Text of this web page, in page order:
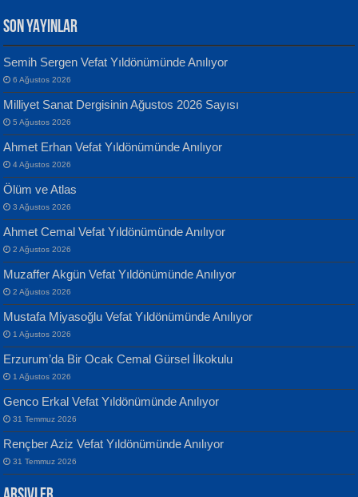
MUSTAFA KELOĞLU
Yarına İz Bırakmak...
ATİLLA ÖZEN
Sultan Olmadan Önce Eyüp...
EKREM KARABABA
Yılmaz Ekinci
Geceye Söylenen...
Banu Sancak
Defterimden İçeri...
İsmail Aydos
İnkisar...
SON YAYINLAR
Semih Sergen Vefat Yıldönümünde Anılıyor
6 Ağustos 2026
Milliyet Sanat Dergisinin Ağustos 2026 Sayısı
5 Ağustos 2026
Ahmet Erhan Vefat Yıldönümünde Anılıyor
4 Ağustos 2026
Ölüm ve Atlas
3 Ağustos 2026
Ahmet Cemal Vefat Yıldönümünde Anılıyor
2 Ağustos 2026
Muzaffer Akgün Vefat Yıldönümünde Anılıyor
2 Ağustos 2026
Mustafa Miyasoğlu Vefat Yıldönümünde Anılıyor
1 Ağustos 2026
Erzurum’da Bir Ocak Cemal Gürsel İlkokulu
1 Ağustos 2026
Genco Erkal Vefat Yıldönümünde Anılıyor
31 Temmuz 2026
Rençber Aziz Vefat Yıldönümünde Anılıyor
31 Temmuz 2026